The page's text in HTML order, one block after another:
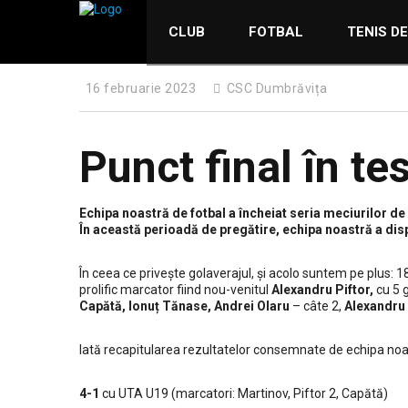
CLUB FOTBAL TENIS
16 februarie 2023 CSC Dumbrăvița
Punct final în
Echipa noastră de fotbal a încheiat seria meciurilor
În această perioadă de pregătire, echipa noastră a
În ceea ce privește golaverajul, și acolo suntem pe plus:
prolific marcator fiind nou-venitul Alexandru Piftor, cu 5
Capătă, Ionuț Tănase, Andrei Olaru – câte 2,
Iată recapitularea rezultatelor consemnate de echipa
4-1 cu UTA U19 (marcatori: Martinov, Piftor 2, Capătă)